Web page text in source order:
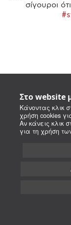
Στο website
Κάνοντας κλικ
χρήση cookies
Αν κάνεις κλικ
για τη χρήση
σίγουροι